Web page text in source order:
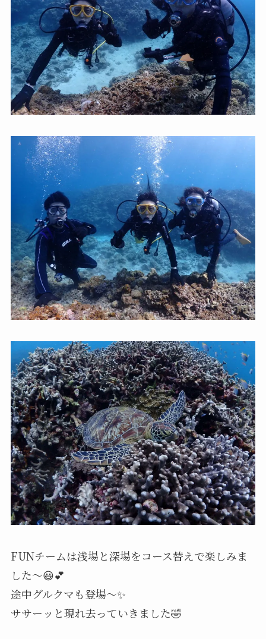
FUNチームは浅場と深場をコース替えで楽しみま
した～😃💕
途中グルクマも登場～✨
ササーッと現れ去っていきました🤣